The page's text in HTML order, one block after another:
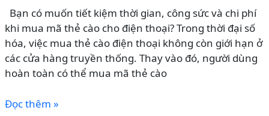
Bạn có muốn tiết kiệm thời gian, công sức và chi phí
khi mua mã thẻ cào cho điện thoại? Trong thời đại số
hóa, việc mua thẻ cào điện thoại không còn giới hạn ở
các cửa hàng truyền thống. Thay vào đó, người dùng
hoàn toàn có thể mua mã thẻ cào
CÁCH
Đọc thêm »